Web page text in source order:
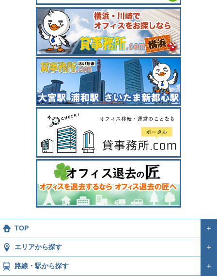
TOP ＋
エリアから探す ＋
路線・駅から探す ＋